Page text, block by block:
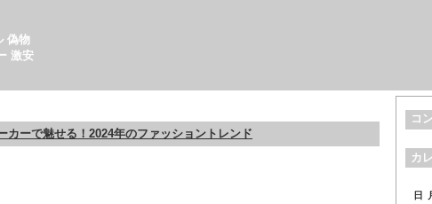
偽物
激安
カーで魅せる！2024年のファッショントレンド
コ
カ
日